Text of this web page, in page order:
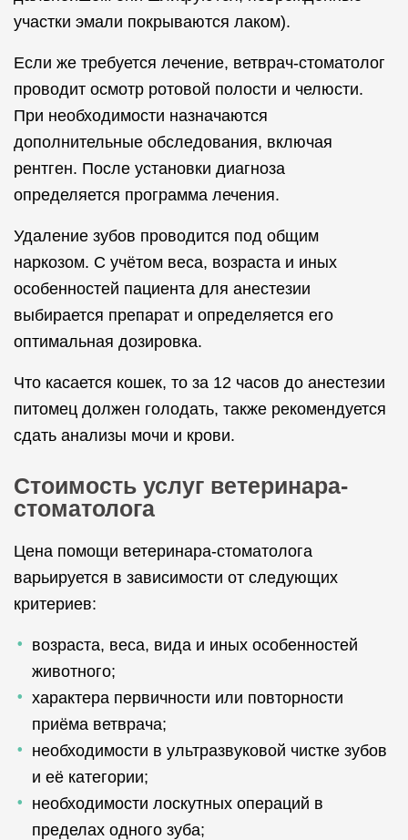
участки эмали покрываются лаком).
Если же требуется лечение, ветврач-стоматолог
проводит осмотр ротовой полости и челюсти.
При необходимости назначаются
дополнительные обследования, включая
рентген. После установки диагноза
определяется программа лечения.
Удаление зубов проводится под общим
наркозом. С учётом веса, возраста и иных
особенностей пациента для анестезии
выбирается препарат и определяется его
оптимальная дозировка.
Что касается кошек, то за 12 часов до анестезии
питомец должен голодать, также рекомендуется
сдать анализы мочи и крови.
Стоимость услуг ветеринара-
стоматолога
Цена помощи ветеринара-стоматолога
варьируется в зависимости от следующих
критериев:
возраста, веса, вида и иных особенностей
животного;
характера первичности или повторности
приёма ветврача;
необходимости в ультразвуковой чистке зубов
и её категории;
необходимости лоскутных операций в
пределах одного зуба;